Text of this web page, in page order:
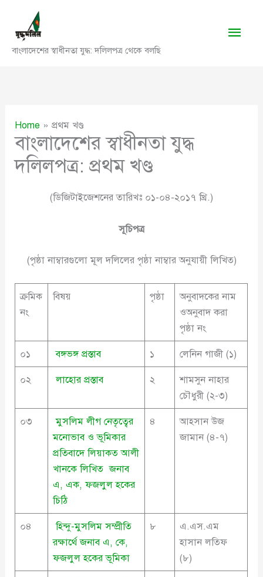
content
বাংলাদেশের স্বাধীনতা যুদ্ধ: দলিলপত্র থেকে বলছি
Main
Home প্রথম খণ্ড
বাংলাদেশের স্বাধীনতা যুদ্ধ
দলিলপত্র: প্রথম খণ্ড
(ডিজিটাইজেশনের তারিখঃ ০১-০৪-২০১৭ খ্রি.)
সূচিপত্র
(পৃষ্ঠা নাম্বারগুলো মূল দলিলের পৃষ্ঠা নাম্বার অনুযায়ী লিখিত)
ক্রমিক
নং
বিষয় পৃষ্ঠা
অনুবাদকের নাম
ওঅনুবাদ করা
পৃষ্ঠা নং
০১ বঙ্গভঙ্গ প্রস্তাব ১ লেনিন গাজী (১)
০২ লাহোর প্রস্তাব ২
শামসুন নাহার
চৌধুরী (২-৩)
০৩
মুসলিম লীগ নেতৃত্বের
মনোভাব ও ভূমিকার
প্রতিবাদে লিয়াকত আলী
খানকে লিখিত জনাব
এ, এক, ফজলুল হকের
চিঠি
৪
আহসান উজ
জামান (৪-৭)
০৪
হিন্দু-মুসলিম সম্প্রীতি
রক্ষার্থে জনাব এ, কে,
ফজলুল হকের ভূমিকা
৮
এ.এস.এম
হাসান লতিফ
(৮)